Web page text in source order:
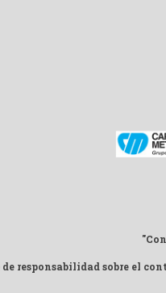
de responsabilidad sobre el